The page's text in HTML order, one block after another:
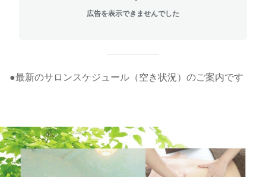
広告を表示できませんでした
●最新のサロンスケジュール（空き状況）のご案内です